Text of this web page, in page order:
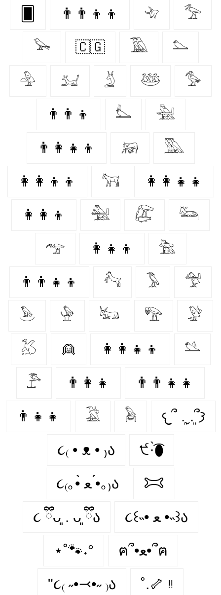
👨‍👨‍👦‍👦 𓄀 𓅡
𓅨 🇨🇬 𓅀 𓅌
𓅲 𓃫 𓄄 𓅸 𓅜
👨‍👨‍👦 𓅏 𓅖
👨‍👩‍👧‍👦 𓃖 𓅔
👩‍👩‍👦‍👦 𓃙 👩‍👩‍👧‍👧
👩‍👩‍👦 𓅕 𓅻 𓃛
𓅠 👩‍👧‍👦 𓅗
👨‍👨‍👧‍👦 𓃚 𓅣 𓅵
𓅅 𓅈 𓃜 𓅟 𓅶
𓅷 👱‍ 👩‍👩‍👧‍👦 𓅎
𓅤 👨‍👩‍👧 👨‍👨‍👧‍👧
👨‍👧‍👧 𓅁 𓅉 𐔌՞ ܸ.ˬ.ܸ՞𐦯
૮₍ • ᴥ • ₎ა ੯·̀͡⬮
૮₍｡•̀ ﻌ •́｡₎ა 𐂯
૮ ྀིᴗ͈ . ᴗ͈ ྀིა ૮꒰˵• ﻌ •˵꒱ა
⋆˚🐾˖° ฅ՞•ﻌ•՞ฅ
"૮₍ ˶•⤙•˶ ₎ა ˚.🦴 ᵎᵎ